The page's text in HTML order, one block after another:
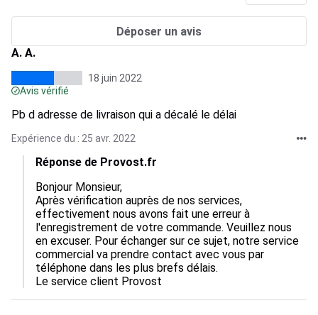
Déposer un avis
A. A.
18 juin 2022
Avis vérifié
Pb d adresse de livraison qui a décalé le délai
Expérience du : 25 avr. 2022
Réponse de Provost.fr
Bonjour Monsieur,
Après vérification auprès de nos services,
effectivement nous avons fait une erreur à
l'enregistrement de votre commande. Veuillez nous
en excuser. Pour échanger sur ce sujet, notre service
commercial va prendre contact avec vous par
téléphone dans les plus brefs délais.
Le service client Provost